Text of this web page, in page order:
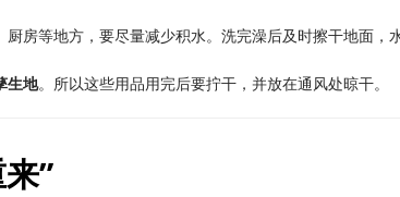
房等地方，要尽量减少积水。洗完澡后及时擦干地面，
生地。所以这些用品用完后要拧干，并放在通风处晾干。
”